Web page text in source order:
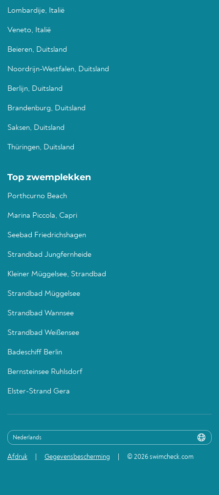
Lombardije, Italië
Veneto, Italië
Beieren, Duitsland
Noordrijn-Westfalen, Duitsland
Berlijn, Duitsland
Brandenburg, Duitsland
Saksen, Duitsland
Thüringen, Duitsland
Top zwemplekken
Porthcurno Beach
Marina Piccola, Capri
Seebad Friedrichshagen
Strandbad Jungfernheide
Kleiner Müggelsee, Strandbad
Strandbad Müggelsee
Strandbad Wannsee
Strandbad Weißensee
Badeschiff Berlin
Bernsteinsee Ruhlsdorf
Elster-Strand Gera
Afdruk Gegevensbescherming © 2026 swimcheck.com